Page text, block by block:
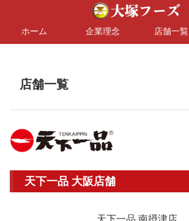
ホーム 企業理念 店舗一覧
店舗一覧
天下一品 大阪店舗
天下一品 南摂津店